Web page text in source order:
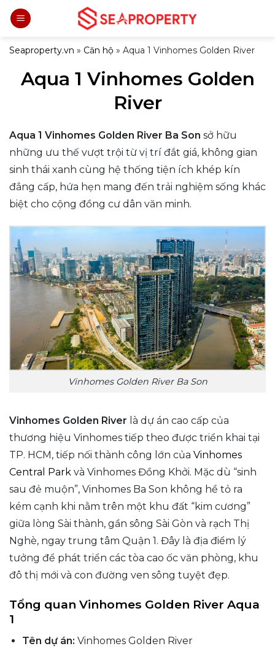
Bỏ
qua
Seaproperty.vn » Căn hộ » Aqua 1 Vinhomes Golden River
Aqua 1 Vinhomes Golden
River
Aqua 1 Vinhomes Golden River Ba Son sở hữu
những ưu thế vượt trội từ vị trí đắt giá, không gian
sinh thái xanh cùng hệ thống tiện ích khép kín
đẳng cấp, hứa hẹn mang đến trải nghiệm sống khác
biệt cho cộng đồng cư dân văn minh.
Vinhomes Golden River Ba Son
Vinhomes Golden River là dự án cao cấp của
thương hiệu Vinhomes tiếp theo được triển khai tại
TP. HCM, tiếp nối thành công lớn của Vinhomes
Central Park và Vinhomes Đồng Khởi. Mặc dù “sinh
sau đẻ muộn”, Vinhomes Ba Son không hề tỏ ra
kém cạnh khi nằm trên một khu đất “kim cương”
giữa lòng Sài thành, gần sông Sài Gòn và rạch Thị
Nghè, ngay trung tâm Quận 1. Đây là địa điểm lý
tưởng để phát triển các tòa cao ốc văn phòng, khu
đô thị mới và con đường ven sông tuyệt đẹp.
Tổng quan Vinhomes Golden River Aqua
1
Tên dự án: Vinhomes Golden River